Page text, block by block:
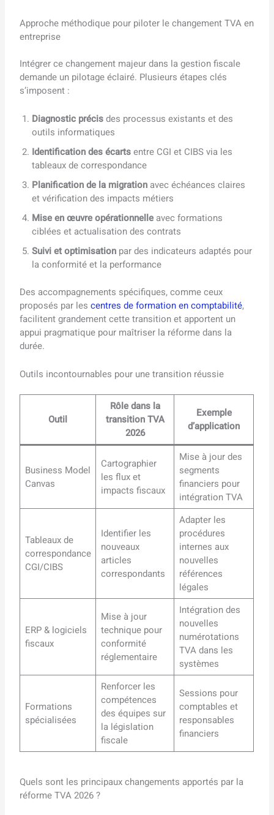
Approche méthodique pour piloter le changement TVA en
entreprise
Intégrer ce changement majeur dans la gestion fiscale
demande un pilotage éclairé. Plusieurs étapes clés
s’imposent :
Diagnostic précisdes processus existants et des
outils informatiques
Identification des écartsentre CGI et CIBS via les
tableaux de correspondance
Planification de la migration avec échéances claires
et vérification des impacts métiers
Mise en œuvre opérationnelle avec formations
ciblées et actualisation des contrats
Suivi et optimisation par des indicateurs adaptés pour
la conformité et la performance
Des accompagnements spécifiques, comme ceux
proposés par lescentres de formation en comptabilité,
facilitent grandement cette transition et apportent un
appui pragmatique pour maîtriser la réforme dans la
durée.
Outils incontournables pour une transition réussie
Outil
Rôle dans la
transition TVA
2026
Exemple
d’application
Business Model
Canvas
Cartographier
les flux et
impacts fiscaux
Mise à jour des
segments
financiers pour
intégration TVA
Tableaux de
correspondance
CGI/CIBS
Identifier les
nouveaux
articles
correspondants
Adapter les
procédures
internes aux
nouvelles
références
légales
ERP & logiciels
fiscaux
Mise à jour
technique pour
conformité
réglementaire
Intégration des
nouvelles
numérotations
TVA dans les
systèmes
Formations
spécialisées
Renforcer les
compétences
des équipes sur
la législation
fiscale
Sessions pour
comptables et
responsables
financiers
Quels sont les principaux changements apportés par la
réforme TVA 2026 ?